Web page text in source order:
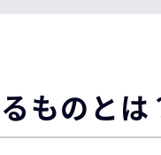
ものとは